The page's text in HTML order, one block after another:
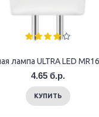
лампа ULTRA LED
4.65 б.р.
КУПИТЬ